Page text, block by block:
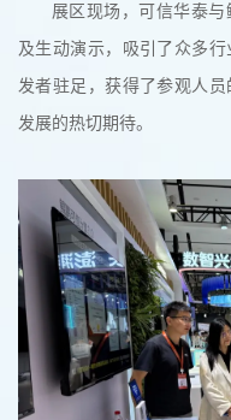
展区现场，可信华泰
及生动演示，吸引了众多
发者驻足，获得了参观人
发展的热切期待。